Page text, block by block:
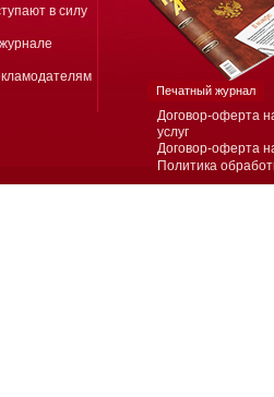
Договор-оферта
услуг
Договор-оферта
Политика
в силу
Печатный журнал